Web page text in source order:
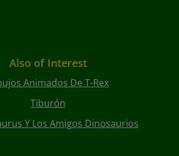
Also of Interest
Animados De T-Rex
Tiburón
Y Los Amigos Dinosaurios